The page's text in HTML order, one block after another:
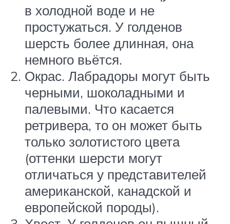
в холодной воде и не
простужаться. У голденов
шерсть более длинная, она
немного вьётся.
Окрас. Лабрадоры могут быть
черными, шоколадными и
палевыми. Что касается
ретривера, то он может быть
только золотистого цвета
(оттенки шерсти могут
отличаться у представителей
американской, канадской и
европейской породы).